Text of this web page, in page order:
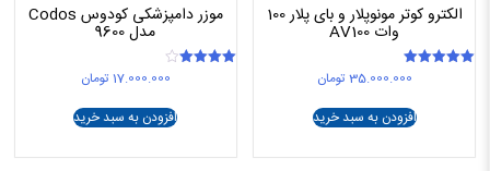
الکترو کوتر مونوپلار و بای پلار 100
وات AV100
35.000.000 تومان
افزودن به سبد خرید
موزر دامپزشکی کودوس Codos
مدل 9600
17.000.000 تومان
افزودن به سبد خرید